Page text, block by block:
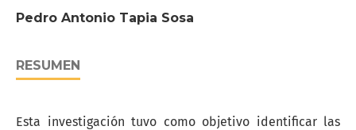
Pedro Antonio Tapia Sosa
RESUMEN
Esta investigación tuvo como objetivo identificar las